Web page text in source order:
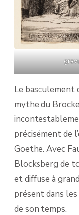
Le basculement
mythe du
précisément de
Goethe. Avec
Blocksberg de
et diffuse à
présent dans
de son temps.